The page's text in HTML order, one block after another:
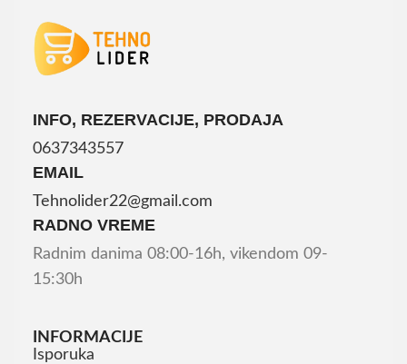
INFO, REZERVACIJE, PRODAJA
0637343557
EMAIL
Tehnolider22@gmail.com
RADNO VREME
Radnim danima 08:00-16h, vikendom 09-
15:30h
INFORMACIJE
Isporuka